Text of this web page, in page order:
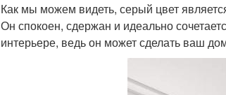
Как мы можем видеть, серый цвет
Он спокоен, сдержан и идеально
интерьере, ведь он может сделать ваш